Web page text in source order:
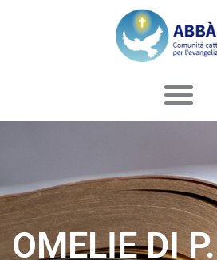
OMELIE DI